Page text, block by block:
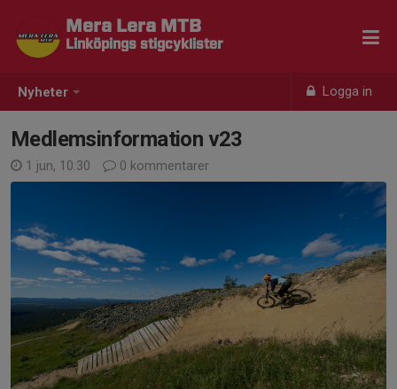
Nyheter Logga in
Mera Lera MTB
Linköpings stigcyklister
Medlemsinformation v23
1 jun, 10:30 0 kommentarer